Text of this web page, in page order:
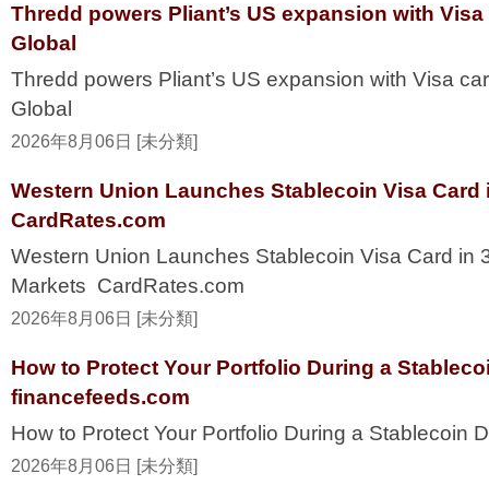
Thredd powers Pliant’s US expansion with
Global
Thredd powers Pliant’s US expansion with Visa
Global
2026年8月06日 [未分類]
Western Union Launches Stablecoin Visa Card
CardRates.com
Western Union Launches Stablecoin Visa Card in
Markets CardRates.com
2026年8月06日 [未分類]
How to Protect Your Portfolio During a
financefeeds.com
How to Protect Your Portfolio During a Stablecoin
2026年8月06日 [未分類]